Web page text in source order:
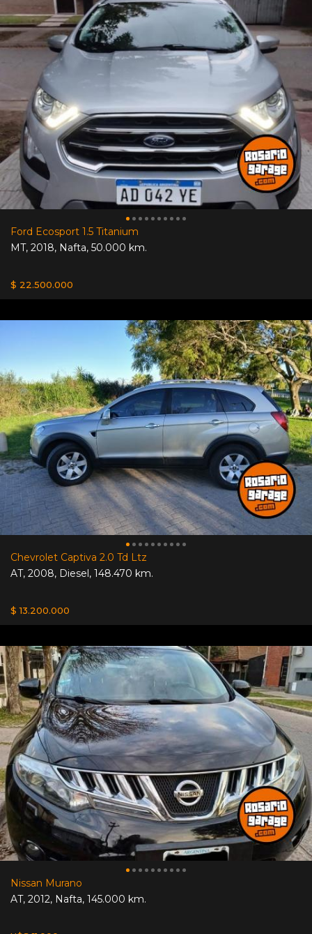
Ford Ecosport 1.5 Titanium
MT, 2018, Nafta, 50.000 km.
$ 22.500.000
Chevrolet Captiva 2.0 Td Ltz
AT, 2008, Diesel, 148.470 km.
$ 13.200.000
Nissan Murano
AT, 2012, Nafta, 145.000 km.